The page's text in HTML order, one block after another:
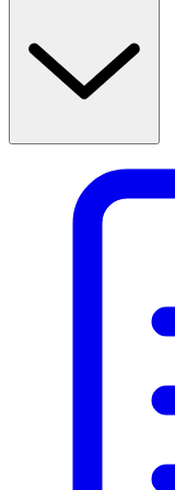
fass.se för mer
Användning &
- Dosering: 1
högst 2–3 gånger
- Används inte i
- Barn bör
- Följ
som barnet andas